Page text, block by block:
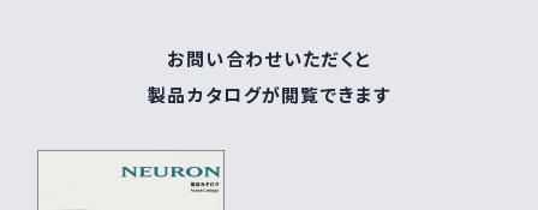
お問い合わせいただくと
製品カタログが閲覧できます